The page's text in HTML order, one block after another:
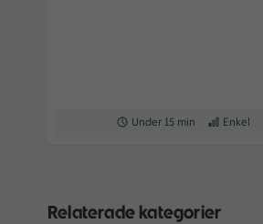
Receptet tar Under 15 min att
Under 15 min Receptet
Enkel
Relaterade kategorier